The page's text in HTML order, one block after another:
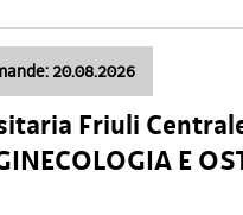
20.08.2026
Friuli
E